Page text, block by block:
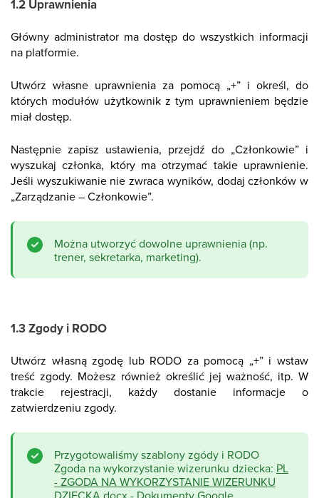
1.2 Uprawnienia
Główny administrator ma dostęp do wszystkich informacji
na platformie.
Utwórz własne uprawnienia za pomocą „+” i określ, do
których modułów użytkownik z tym uprawnieniem będzie
miał dostęp.
Następnie zapisz ustawienia, przejdź do „Członkowie” i
wyszukaj członka, który ma otrzymać takie uprawnienie.
Jeśli wyszukiwanie nie zwraca wyników, dodaj członków w
„Zarządzanie – Członkowie”.
Można utworzyć dowolne uprawnienia (np.
trener, sekretarka, marketing).
1.3 Zgody i RODO
Utwórz własną zgodę lub RODO za pomocą „+” i wstaw
treść zgody. Możesz również określić jej ważność, itp. W
trakcie rejestracji, każdy dostanie informacje o
zatwierdzeniu zgody.
Przygotowaliśmy szablony zgódy i RODO
Zgoda na wykorzystanie wizerunku dziecka: PL
- ZGODA NA WYKORZYSTANIE WIZERUNKU